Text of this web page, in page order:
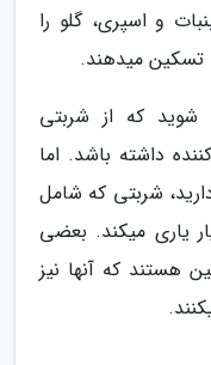
و اسپری، گلو را
تسکین میدهند.
شوید که از شربتی
داشته باشد. اما
شربتی که شامل
یاری میکند. بعضی
هستند که آنها نیز